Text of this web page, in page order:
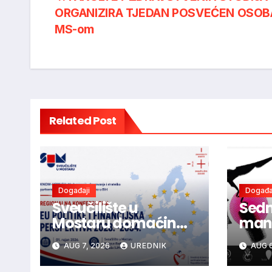
navigation
ORGANIZIRA TJEDAN POSVEĆEN
MS-om
Related Post
Događaji
Sveučilište u
Mostaru domaćin
regionalne
konferencije o
AUG 7, 2026 UREDNIK AUG